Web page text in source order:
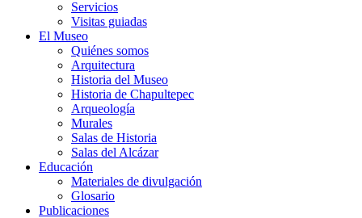
Servicios
Visitas guiadas
El Museo
Quiénes somos
Arquitectura
Historia del Museo
Historia de Chapultepec
Arqueología
Murales
Salas de Historia
Salas del Alcázar
Educación
Materiales de divulgación
Glosario
Publicaciones